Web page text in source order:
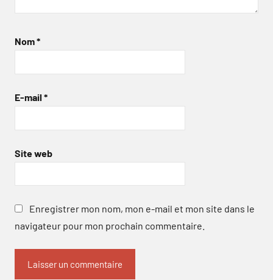
Nom*
E-mail *
Site web
Enregistrer mon nom, mon e-mail et mon site dans le
navigateur pour mon prochain commentaire.